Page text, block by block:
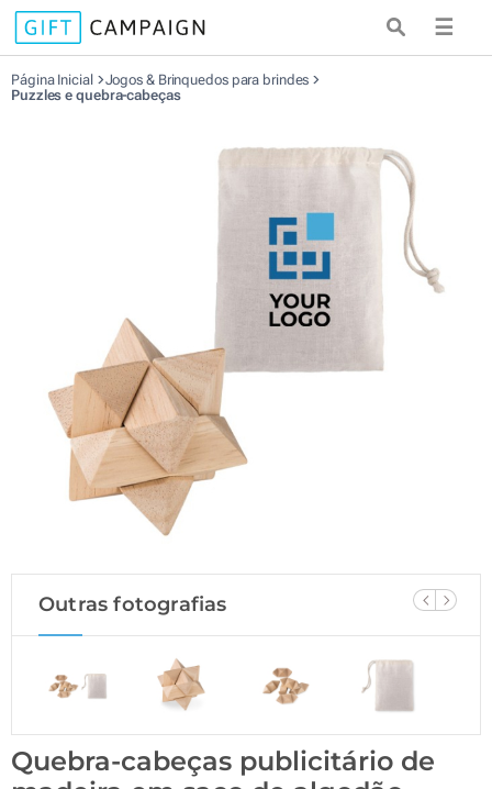
☰
Página Inicial
Jogos & Brinquedos para brindes
Puzzles e quebra-cabeças
Outras fotografias
Quebra-cabeças publicitário de